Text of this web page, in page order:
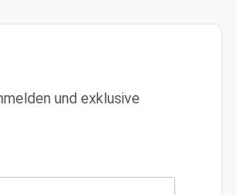
und exklusive